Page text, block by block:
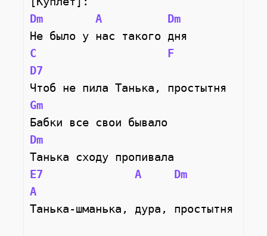
Dm
A
Dm
Не было у нас такого дня
C
F
D7
Чтоб не пила Танька, простытня
Gm
Бабки все свои бывало
Dm
Танька сходу пропивала
E7
A
Dm
A
Танька-шманька, дура, простытня